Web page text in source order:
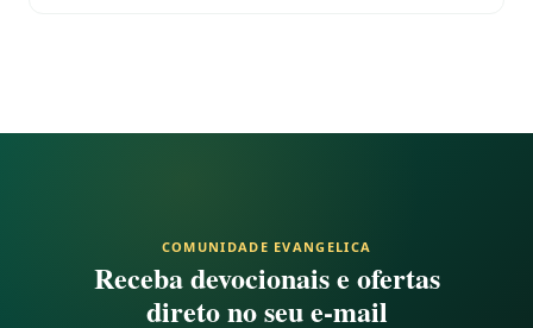
COMUNIDADE EVANGELICA
Receba devocionais e ofertas
direto no seu e-mail